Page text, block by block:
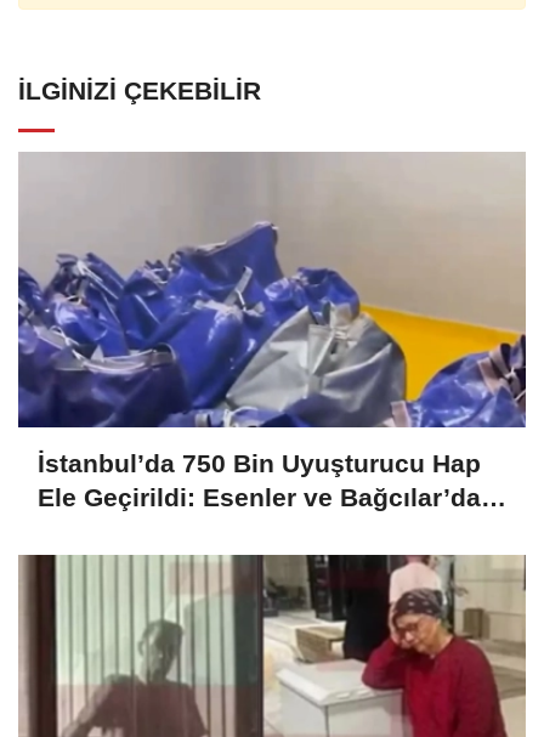
İLGINIZI ÇEKEBILIR
İstanbul’da 750 Bin Uyuşturucu Hap
Ele Geçirildi: Esenler ve Bağcılar’da